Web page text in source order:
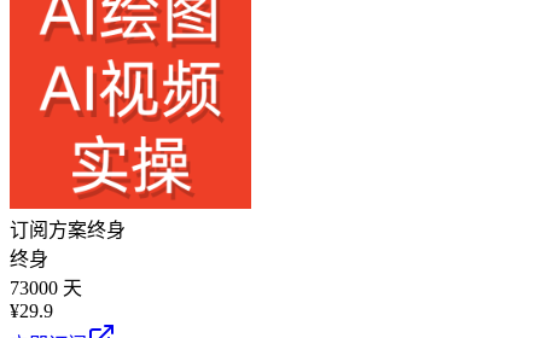
订阅方案终身
终身
73000 天
¥29.9